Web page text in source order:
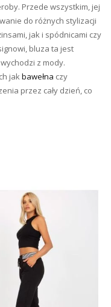
Przede wszystkim, jej
do różnych stylizacji
jak i spódnicami czy
bluza ta jest
z mody.
jakbawełna czy
przez cały dzień, co